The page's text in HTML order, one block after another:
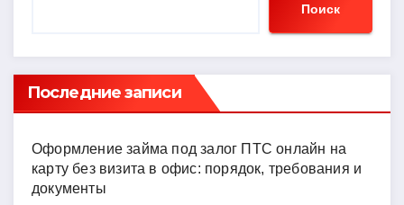
ni
ki
ть
Поиск
Последние записи
Оформление займа под залог ПТС онлайн на
карту без визита в офис: порядок, требования и
документы